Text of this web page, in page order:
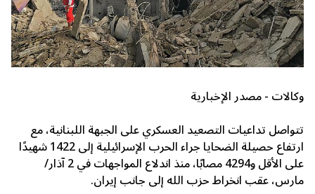
وكالات - مصدر الإخبارية
تتواصل تداعيات التصعيد العسكري على الجبهة اللبنانية، مع
ارتفاع حصيلة الضحايا جراء الحرب الإسرائيلية إلى 1422 شهيدًا
على الأقل و4294 مصابًا، منذ اندلاع المواجهات في 2 آذار/
مارس، عقب انخراطحزب اللهإلى جانب إيران.